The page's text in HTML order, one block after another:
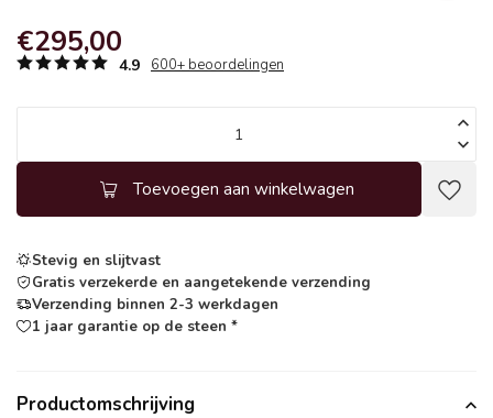
€295,00
4.9 600+ beoordelingen
Toevoegen aan winkelwagen
Stevig en slijtvast
Gratis verzekerde en aangetekende verzending
Verzending binnen 2-3 werkdagen
1 jaar garantie op de steen *
Productomschrijving